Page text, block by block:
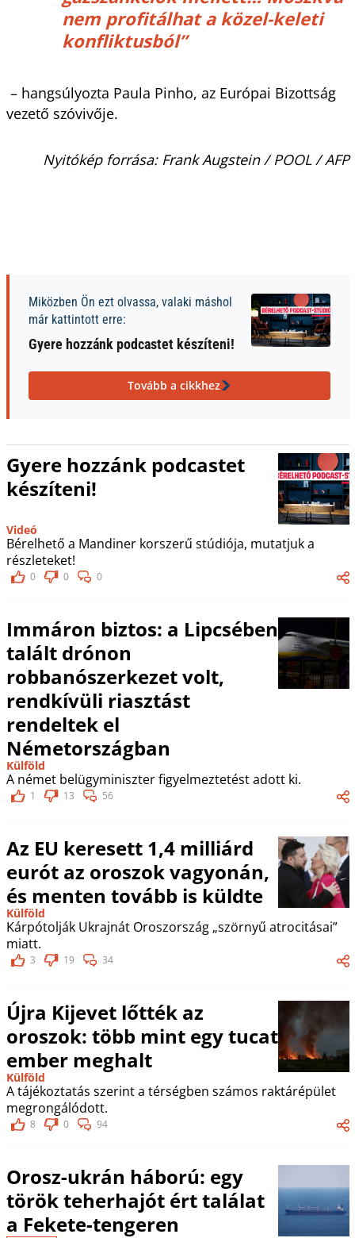
nem profitálhat a közel-keleti
konfliktusból”
– hangsúlyozta Paula Pinho, az Európai Bizottság
vezető szóvivője.
Nyitókép forrása: Frank Augstein / POOL / AFP
Miközben Ön ezt olvassa, valaki máshol
már kattintott erre:
Gyere hozzánk podcastet készíteni!
Tovább a cikkhez
Gyere hozzánk podcastet
készíteni!
Videó
Bérelhető a Mandiner korszerű stúdiója, mutatjuk a
részleteket!
0 0 0
Immáron biztos: a Lipcsében
talált drónon
robbanószerkezet volt,
rendkívüli riasztást
rendeltek el
Németországban
Külföld
A német belügyminiszter figyelmeztetést adott ki.
1 13 56
Az EU keresett 1,4 milliárd
eurót az oroszok vagyonán,
és menten tovább is küldte
Külföld
Kárpótolják Ukrajnát Oroszország „szörnyű atrocitásai”
miatt.
3 19 34
Újra Kijevet lőtték az
oroszok: több mint egy tucat
ember meghalt
Külföld
A tájékoztatás szerint a térségben számos raktárépület
megrongálódott.
8 0 94
Orosz-ukrán háború: egy
török teherhajót ért találat
a Fekete-tengeren